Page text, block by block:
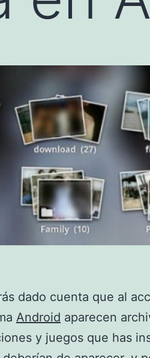
dado cuenta que al
Android aparecen
y juegos que has